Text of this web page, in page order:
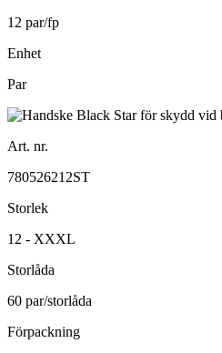
12 par/fp
Enhet
Par
Art. nr.
780526212ST
Storlek
12 - XXXL
Storlåda
60 par/storlåda
Förpackning